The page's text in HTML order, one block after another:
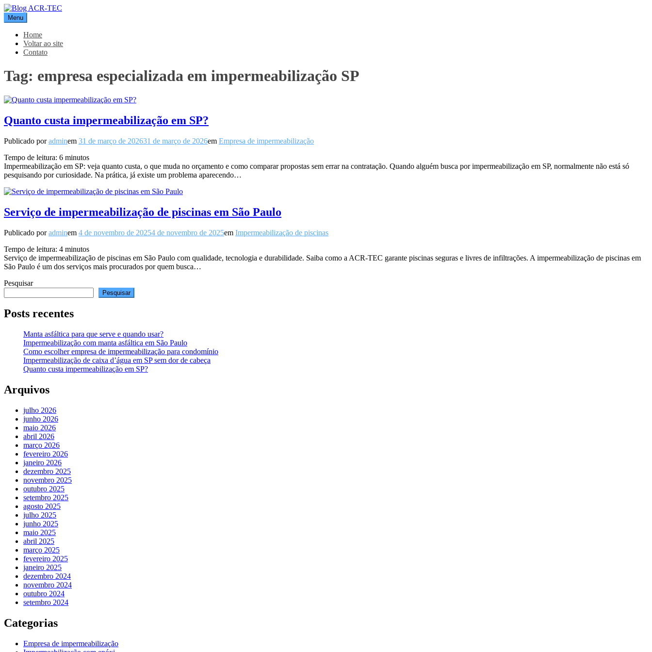
Pular
para
o
conteúdo
Blog ACR-TEC
Menu
Home
Voltar ao site
Contato
Tag: empresa especializada em impermeabilização SP
Quanto custa impermeabilização em SP?
Publicado poradminem 31 de março de 202631 de março de 2026em Empresa de impermeabilização
Tempo de leitura: 6 minutos
Impermeabilização em SP: veja quanto custa, o que muda no orçamento e como comparar propostas sem errar na contratação. Quando alguém busca por impermeabilização em SP, normalmente não está só
pesquisando por curiosidade. Na prática, já existe um problema aparecendo…
Serviço de impermeabilização de piscinas em São Paulo
Publicado poradminem 4 de novembro de 20254 de novembro de 2025em Impermeabilização de piscinas
Tempo de leitura: 4 minutos
Serviço de impermeabilização de piscinas em São Paulo com qualidade, tecnologia e durabilidade. Saiba como a ACR-TEC garante piscinas seguras e livres de infiltrações. A impermeabilização de piscinas em
São Paulo é um dos serviços mais procurados por quem busca…
Pesquisar
Pesquisar
Posts recentes
Manta asfáltica para que serve e quando usar?
Impermeabilização com manta asfáltica em São Paulo
Como escolher empresa de impermeabilização para condomínio
Impermeabilização de caixa d’água em SP sem dor de cabeça
Quanto custa impermeabilização em SP?
Arquivos
julho 2026
junho 2026
maio 2026
abril 2026
março 2026
fevereiro 2026
janeiro 2026
dezembro 2025
novembro 2025
outubro 2025
setembro 2025
agosto 2025
julho 2025
junho 2025
maio 2025
abril 2025
março 2025
fevereiro 2025
janeiro 2025
dezembro 2024
novembro 2024
outubro 2024
setembro 2024
Categorias
Empresa de impermeabilização